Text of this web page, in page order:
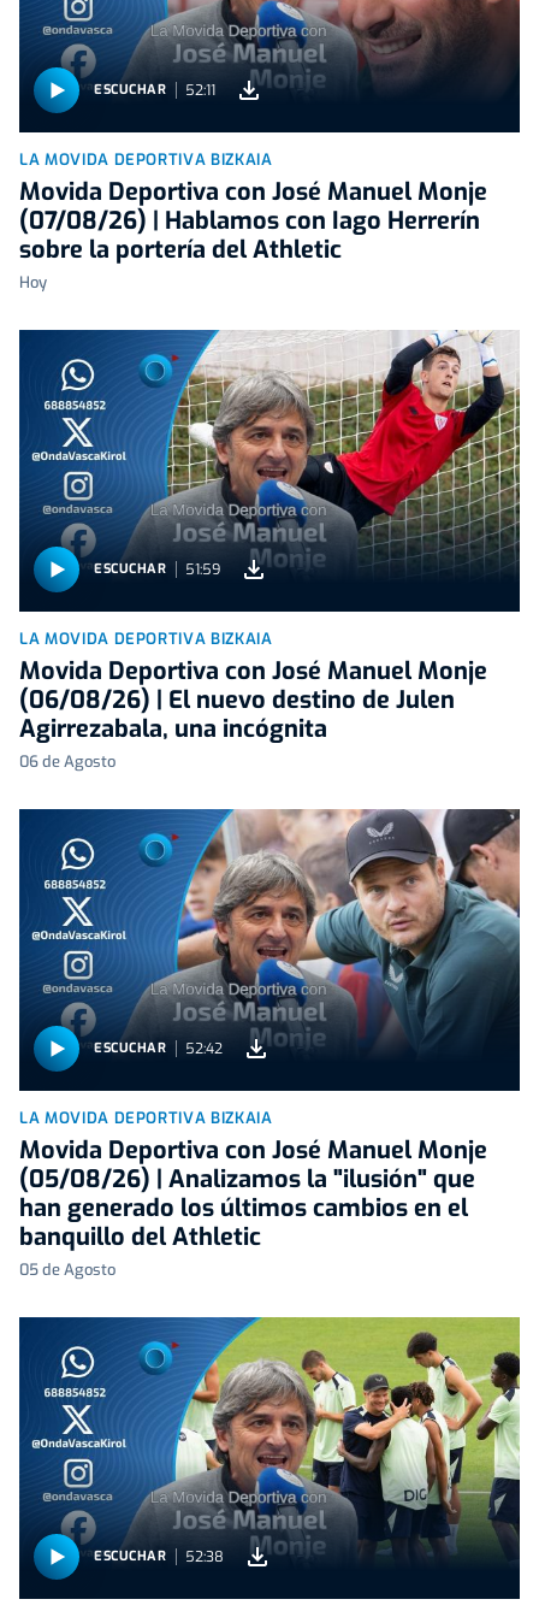
ESCUCHAR 52:11
LA MOVIDA DEPORTIVA BIZKAIA
Movida Deportiva con José Manuel Monje
(07/08/26) | Hablamos con Iago Herrerín
sobre la portería del Athletic
Hoy
ESCUCHAR 51:59
LA MOVIDA DEPORTIVA BIZKAIA
Movida Deportiva con José Manuel Monje
(06/08/26) | El nuevo destino de Julen
Agirrezabala, una incógnita
06 de Agosto
ESCUCHAR 52:42
LA MOVIDA DEPORTIVA BIZKAIA
Movida Deportiva con José Manuel Monje
(05/08/26) | Analizamos la "ilusión" que
han generado los últimos cambios en el
banquillo del Athletic
05 de Agosto
ESCUCHAR 52:38